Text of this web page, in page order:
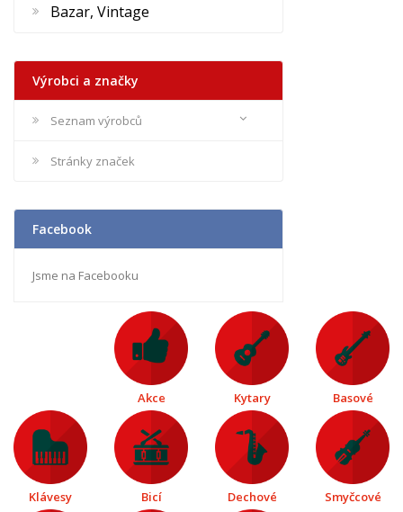
Bazar, Vintage
Výrobci a značky
Seznam výrobců
Stránky značek
Facebook
Jsme na Facebooku
Akce Kytary Basové
Klávesy Bicí Dechové Smyčcové